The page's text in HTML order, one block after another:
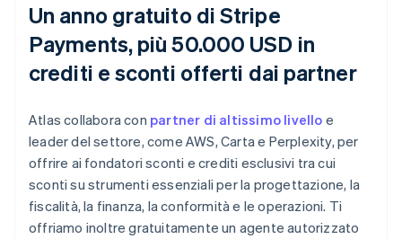
Un anno gratuito di Stripe
Payments, più 50.000 USD in
crediti e sconti offerti dai partner
Atlas collabora con partner di altissimo livello e
leader del settore, come AWS, Carta e Perplexity, per
offrire ai fondatori sconti e crediti esclusivi tra cui
sconti su strumenti essenziali per la progettazione, la
fiscalità, la finanza, la conformità e le operazioni. Ti
offriamo inoltre gratuitamente un agente autorizzato